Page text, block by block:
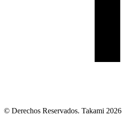
© Derechos Reservados. Takami 2026